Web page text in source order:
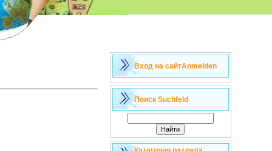
Вход на сайтAnmelden
Поиск Suchfeld